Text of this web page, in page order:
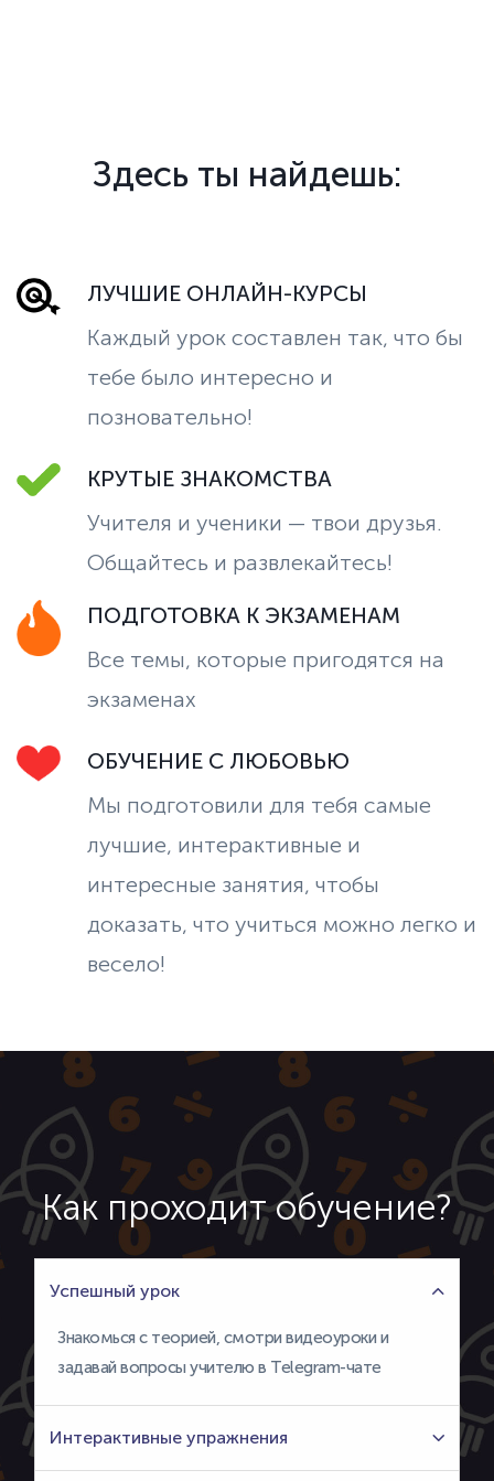
Здесь ты найдешь:
ЛУЧШИЕ ОНЛАЙН-КУРСЫ
Каждый урок составлен так, что бы
тебе было интересно и
позновательно!
КРУТЫЕ ЗНАКОМСТВА
Учителя и ученики — твои друзья.
Общайтесь и развлекайтесь!
ПОДГОТОВКА К ЭКЗАМЕНАМ
Все темы, которые пригодятся на
экзаменах
ОБУЧЕНИЕ С ЛЮБОВЬЮ
Мы подготовили для тебя самые
лучшие, интерактивные и
интересные занятия, чтобы
доказать, что учиться можно легко и
весело!
Как проходит обучение?
Успешный урок
Знакомься с теорией, смотри видеоуроки и
задавай вопросы учителю в Telegram-чате
Интерактивные упражнения